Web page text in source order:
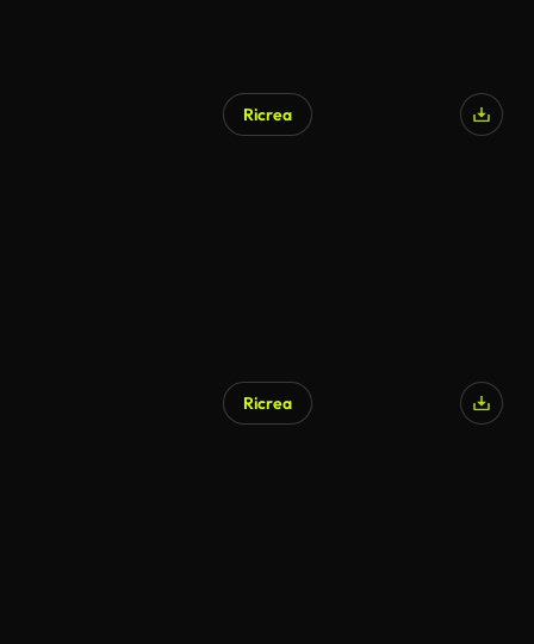
Ricrea
Ricrea